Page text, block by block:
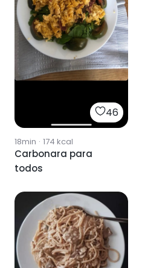
46
18min · 174 kcal
Carbonara para
todos